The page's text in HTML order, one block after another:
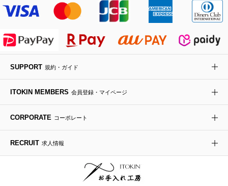
MK MICHEL KLEIN BAG
HIROKO KOSHINO
re:edition project 165
ライダースジャケット
デニムジャケット
ダウンジャケット・コート
その他のコート・ブルゾン
ハンカチ・バンダナ
手袋
チャーム・ストラップ
傘・日傘
バックパック・リュック
ボディバッグ・メッセンジャーバッグ
トラベルバッグ
ビジネスバッグ
その他のバッグ
フラットシューズ
ローファー
ドレスシューズ
サンダル・ミュール
その他のシューズ
カサブランカ・カラー
ラナンキュラス
ポプリアレンジ＆フレグランス
その他のアートフラワー
SUPPORT 規約・ガイド
ITOKIN MEMBERS 会員登録・マイページ
CORPORATE コーポレート
RECRUIT 求人情報